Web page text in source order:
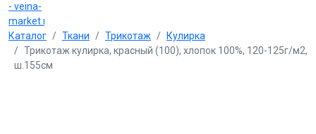
- veina-
market.ru
Каталог
Ткани Трикотаж
Кулирка
Трикотаж кулирка, красный (100), хлопок 100%, 120-125г/м2,
ш.155см